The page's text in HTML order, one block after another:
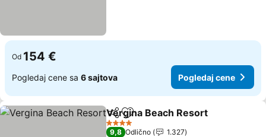
Od 154 €
Pogledaj cene sa 6 sajtova Pogledaj cene
Deli Dodati u favorite
Vergina Beach Resort
4 Zvezdice
9,8 Odlično
1.327